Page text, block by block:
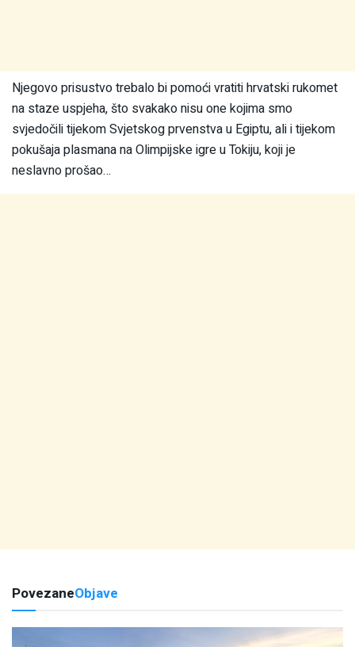
Njegovo prisustvo trebalo bi pomoći vratiti hrvatski rukomet
na staze uspjeha, što svakako nisu one kojima smo
svjedočili tijekom Svjetskog prvenstva u Egiptu, ali i tijekom
pokušaja plasmana na Olimpijske igre u Tokiju, koji je
neslavno prošao…
PovezaneObjave